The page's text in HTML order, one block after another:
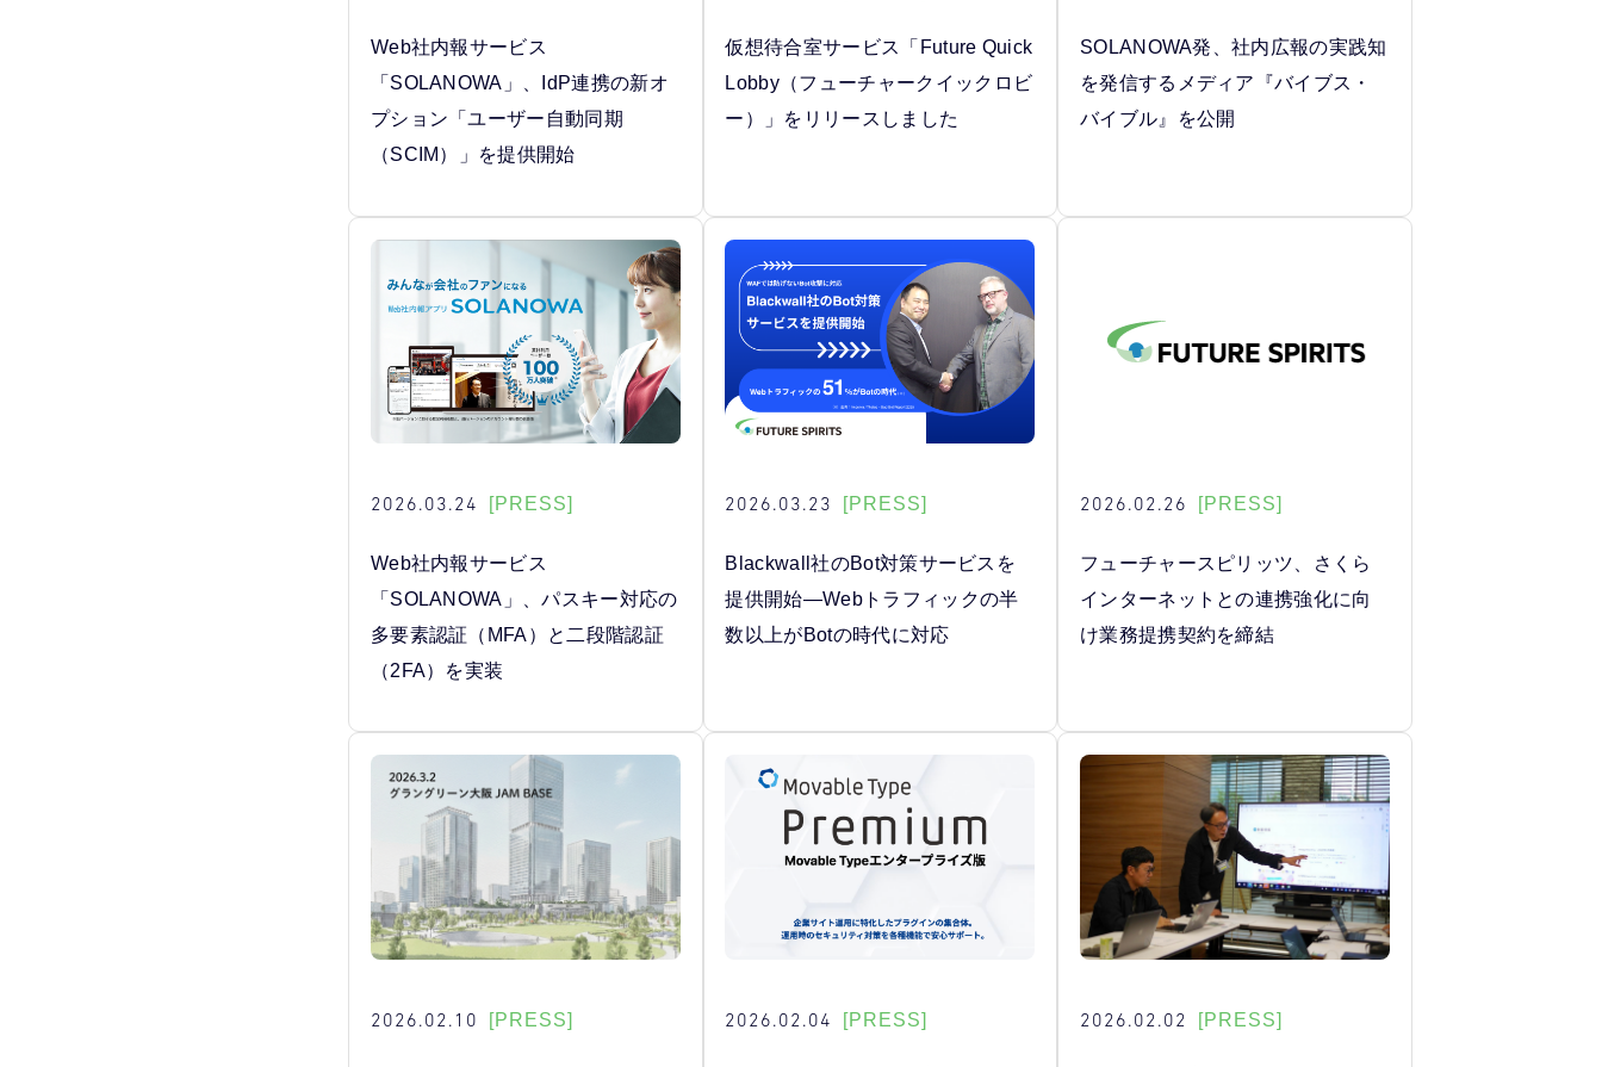
Web社内報サービス
「SOLANOWA」、IdP連携の新オ
プション「ユーザー自動同期
（SCIM）」を提供開始
仮想待合室サービス「Future Quick
Lobby（フューチャークイックロビ
ー）」をリリースしました
SOLANOWA発、社内広報の実践知
を発信するメディア『バイブス・
バイブル』を公開
2026.03.24 [PRESS]
Web社内報サービス
「SOLANOWA」、パスキー対応の
多要素認証（MFA）と二段階認証
（2FA）を実装
2026.03.23 [PRESS]
Blackwall社のBot対策サービスを
提供開始―Webトラフィックの半
数以上がBotの時代に対応
2026.02.26 [PRESS]
フューチャースピリッツ、さくら
インターネットとの連携強化に向
け業務提携契約を締結
2026.02.10 [PRESS] 2026.02.04 [PRESS] 2026.02.02 [PRESS]